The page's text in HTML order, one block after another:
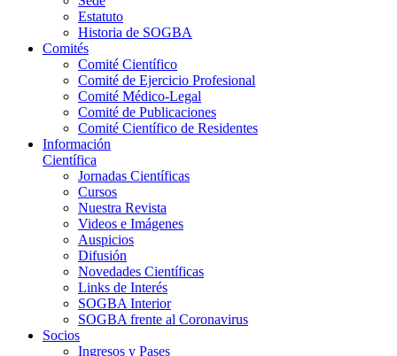
Estatuto
Historia de SOGBA
Comités
Comité Científico
Comité de Ejercicio Profesional
Comité Médico-Legal
Comité de Publicaciones
Comité Científico de Residentes
Información
Científica
Jornadas Científicas
Cursos
Nuestra Revista
Videos e Imágenes
Auspicios
Difusión
Novedades Científicas
Links de Interés
SOGBA Interior
SOGBA frente al Coronavirus
Socios
Ingresos y Pases